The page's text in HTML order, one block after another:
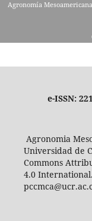
Agronomía Mesoamericana
e-ISSN:
Agronomia
Universidad de
Commons
4.0